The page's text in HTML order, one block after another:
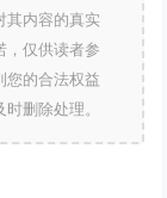
其内容的真实
，仅供读者参
您的合法权益
删除处理。